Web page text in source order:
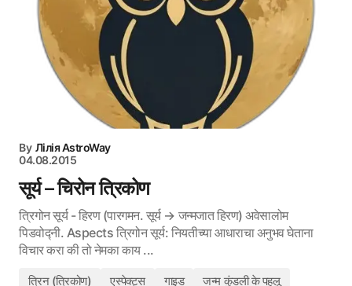
By Лілія AstroWay
04.08.2015
सूर्य – चिरोन त्रिकोण
त्रिगोन सूर्य - हिरण (पारगमन. सूर्य → जन्मजात हिरण) अवेसालोम
पिडवोद्नी. Aspects त्रिगोन सूर्य: नियतीच्या आधाराचा अनुभव घेताना
विचार करा की तो नेमका काय ...
त्रिन (त्रिकोण) एस्पेक्ट्स गाइड
जन्म कुंडली के पहलू